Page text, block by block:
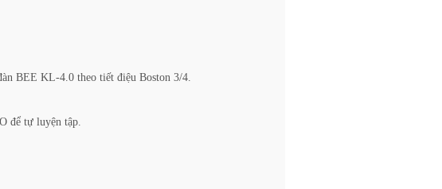
BEE KL-4.0 theo tiết điệu Boston 3/4.
để tự luyện tập.